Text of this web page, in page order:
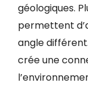
géologiques.
permettent
angle
crée une